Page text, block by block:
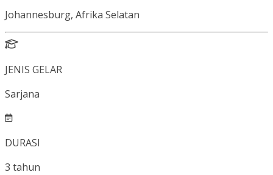
Johannesburg, Afrika Selatan
JENIS GELAR
Sarjana
DURASI
3 tahun